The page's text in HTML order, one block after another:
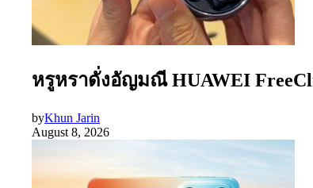
หรูหราดั่งอัญมณี HUAWEI
byKhun Jarin
August 8, 2026